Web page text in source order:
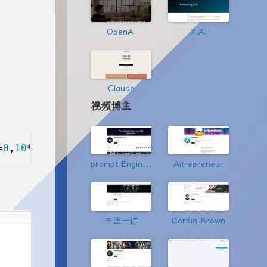
2*x1+5*x2-10*x3+3*x4=0\\
0 , 10*x3- *x1- *x2-3*x4==0 *x4-2*x1-x2-
OpenAI X.AI
Claude
视频博主
prompt Engineering Aitrepreneur
三蓝一棕 Corbin Brown